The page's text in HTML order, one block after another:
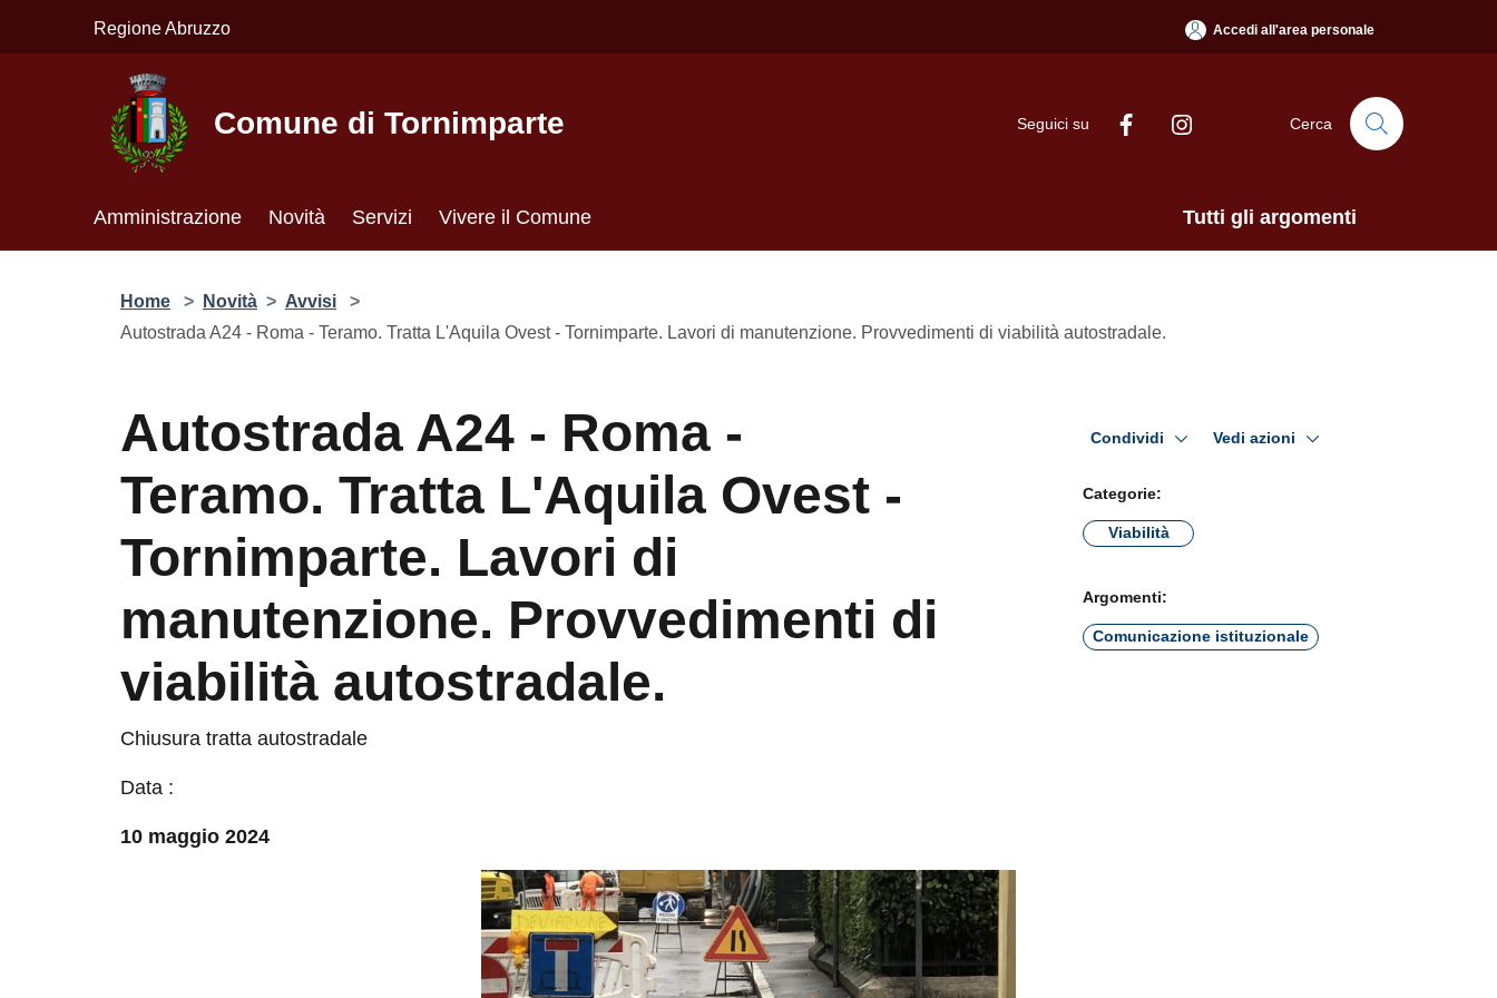
Regione Abruzzo Accedi all'area personale
Comune di Tornimparte Seguici su Cerca
Amministrazione Novità Servizi Vivere il Comune Tutti gli argomenti
Home > Novità > Avvisi > Autostrada A24 - Roma - Teramo. Tratta L'Aquila Ovest - Tornimparte. Lavori di manutenzione. Provvedimenti di viabilità autostradale.
Autostrada A24 - Roma - Teramo.
Tratta L'Aquila Ovest - Tornimparte.
Lavori di manutenzione.
Provvedimenti di viabilità
autostradale.
Chiusura tratta autostradale
Viabilità
Comunicazione istituzionale
Informazioni sui cookie
Questo sito web utilizza cookie tecnici e assimilati strettamente necessari al corretto funzionamento e
alla navigazione del sito, nonché un cookie tecnico analitico al solo fine di elaborare informazioni
statistiche, aggregate e anonime.